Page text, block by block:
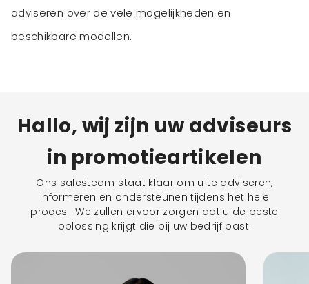
adviseren over de vele mogelijkheden en
beschikbare modellen.
Hallo, wij zijn uw adviseurs
in promotieartikelen
Ons salesteam staat klaar om u te adviseren,
informeren en ondersteunen tijdens het hele
proces. We zullen ervoor zorgen dat u de beste
oplossing krijgt die bij uw bedrijf past.